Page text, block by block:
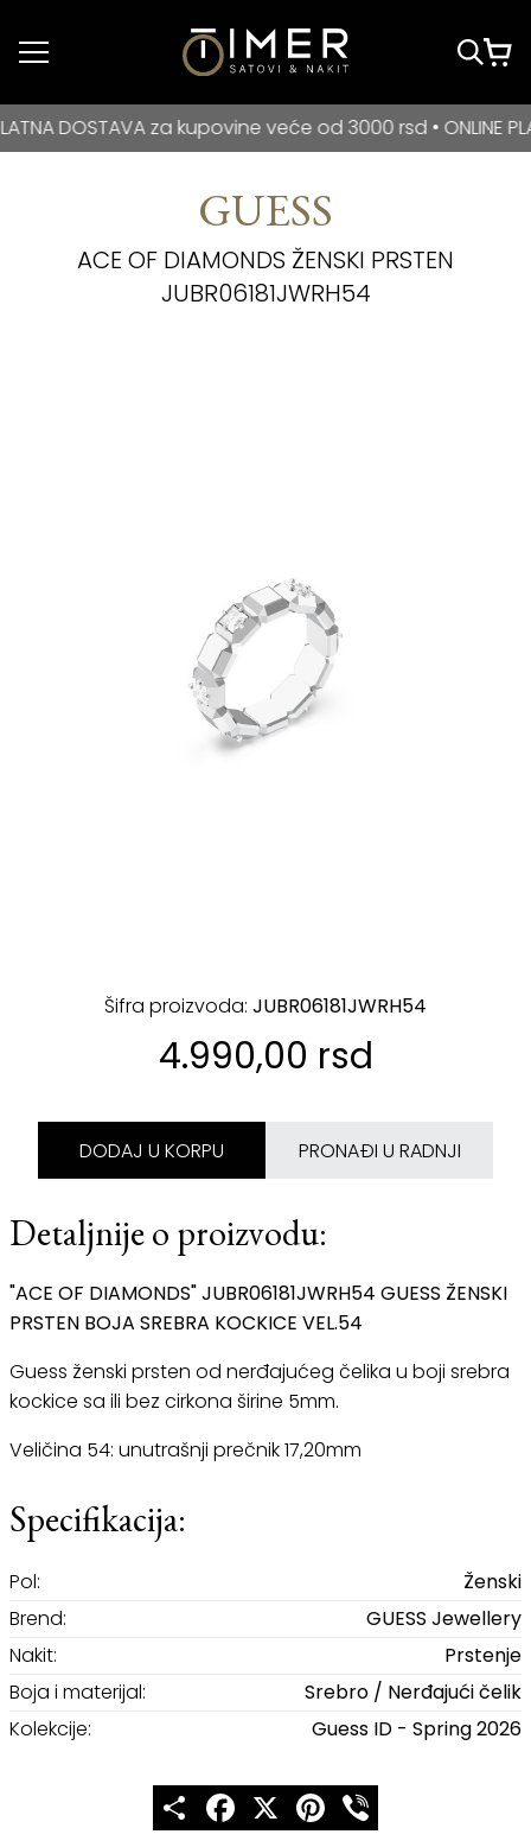
Idi do glavnog
BESPLATNA DOSTAVA za kupovine veće od 3000 rsd •
DOSTAVA za kupovine veće od 3000 rsd • ONLINE
GUESS
ACE OF DIAMONDS ŽENSKI PRSTEN
JUBR06181JWRH54
Šifra proizvoda: JUBR06181JWRH54
4.990,00 rsd
DODAJ U KORPU PRONAĐI U RADNJI
Detaljnije o proizvodu:
"ACE OF DIAMONDS" JUBR06181JWRH54 GUESS ŽENSKI
PRSTEN BOJA SREBRA KOCKICE VEL.54
Guess ženski prsten od nerđajućeg čelika u boji srebra
kockice sa ili bez cirkona širine 5mm.
Veličina 54: unutrašnji prečnik 17,20mm
Specifikacija:
Pol:
Ženski
Brend:
GUESS Jewellery
Nakit:
Prstenje
Boja i materijal:
Srebro / Nerđajući čelik
Kolekcije:
Guess ID - Spring 2026
ShareFacebook
X Pinterest